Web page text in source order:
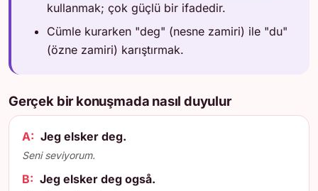
kullanmak; çok güçlü bir ifadedir.
Cümle kurarken "deg" (nesne zamiri) ile "du"
(özne zamiri) karıştırmak.
Gerçek bir konuşmada nasıl duyulur
A: Jeg elsker deg.
Seni seviyorum.
B: Jeg elsker deg også.